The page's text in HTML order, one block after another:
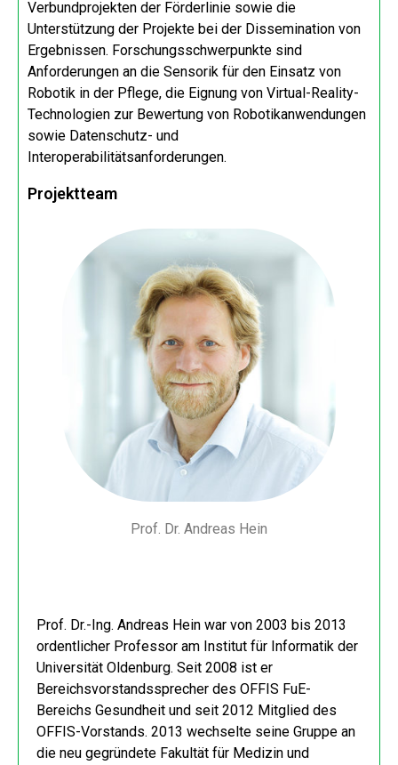
Verbundprojekten der Förderlinie sowie die
Unterstützung der Projekte bei der Dissemination von
Ergebnissen. Forschungsschwerpunkte sind
Anforderungen an die Sensorik für den Einsatz von
Robotik in der Pflege, die Eignung von Virtual-Reality-
Technologien zur Bewertung von Robotikanwendungen
sowie Datenschutz- und
Interoperabilitätsanforderungen.
Projektteam
Prof. Dr. Andreas Hein
Prof. Dr.-Ing. Andreas Hein war von 2003 bis 2013
ordentlicher Professor am Institut für Informatik der
Universität Oldenburg. Seit 2008 ist er
Bereichsvorstandssprecher des OFFIS FuE-
Bereichs Gesundheit und seit 2012 Mitglied des
OFFIS-Vorstands. 2013 wechselte seine Gruppe an
die neu gegründete Fakultät für Medizin und